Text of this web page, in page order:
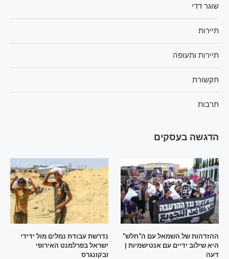
שוגר דדי
תיירות
תיירות ותעופה
תקשורת
תרבות
הדגשה בעסקים
ההזדהות של השמאל עם ה"חלש"
היא שילוב ידיים עם אנטישמיות |
דעה
נדרשת עבודת נמלים מול ידידי
ישראל בפרלמנט האירופי
ובקונגרס